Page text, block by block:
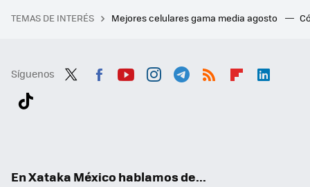
TEMAS DE INTERÉS Mejores celulares gama media agosto
Síguenos
En Xataka México hablamos de...